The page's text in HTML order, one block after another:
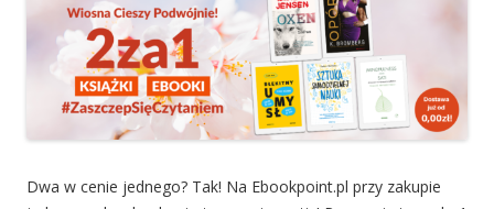
Dwa w cenie jednego? Tak! Na Ebookpoint.pl przy zakupie